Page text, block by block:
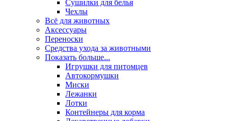
Сушилки для белья
Чехлы
Всё для животных
Аксесcуары
Переноски
Средства ухода за животными
Показать больше...
Игрушки для питомцев
Автокормушки
Миски
Лежанки
Лотки
Контейнеры для корма